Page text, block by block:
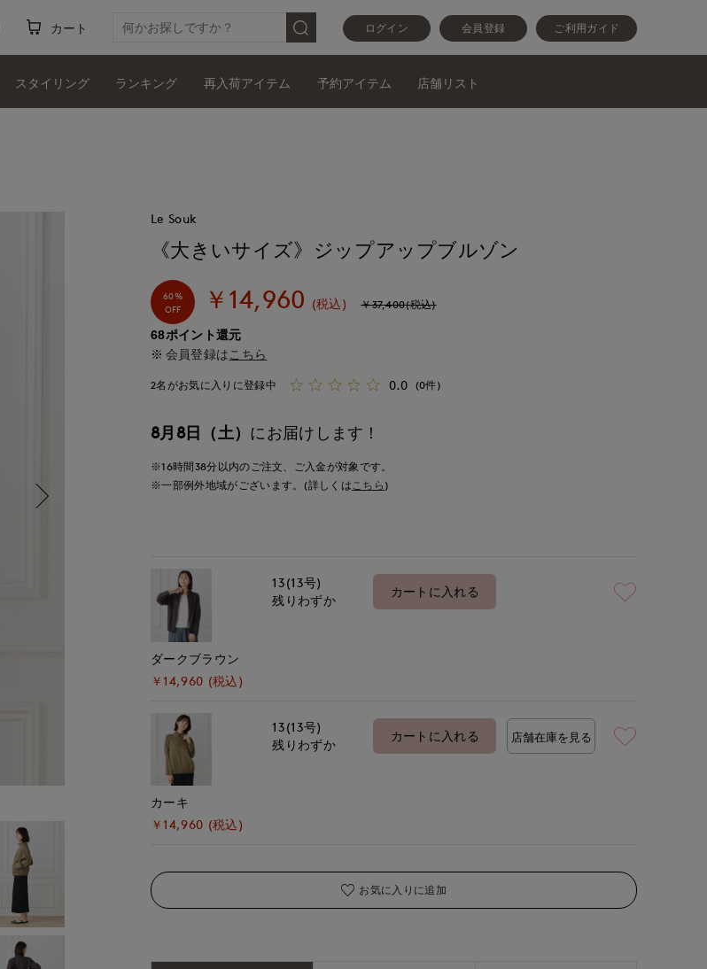
ログイン 会員登録 ご利用ガイド
カート
スタイリング ランキング 再入荷アイテム 予約アイテム 店舗リスト
Le Souk
《大きいサイズ》ジップアップブルゾン
60%
OFF
￥14,960 (税込) ￥37,400(税込)
68ポイント還元
会員登録は こちら
2名がお気に入りに登録中 0.0 (0件)
8月8日（土） にお届けします！
※16時間38分以内のご注文、ご入金が対象です。
※一部例外地域がございます。(詳しくはこちら )
ダークブラウン
￥14,960 (税込)
13(13号)
残りわずか
カートに入れる
カーキ
￥14,960 (税込)
13(13号)
残りわずか
カートに入れる 店舗在庫を見る
お気に入りに追加